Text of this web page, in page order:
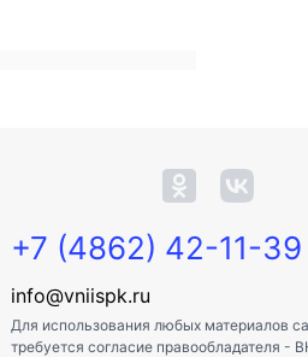
+7 (4862) 42-11-39
info@vniispk.ru
Для использования любых материалов
требуется согласие правообладателя -